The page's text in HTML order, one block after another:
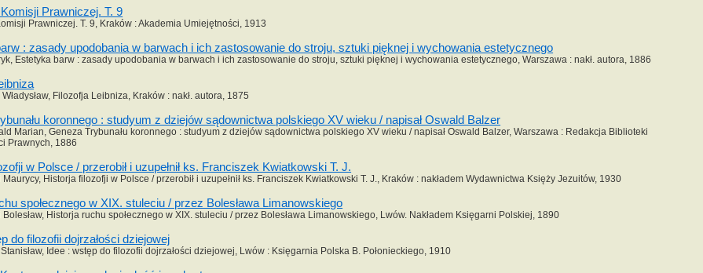
Prawniczej. T. 9
Prawniczej. T. 9, Kraków : Akademia Umiejętności, 1913
: zasady upodobania w barwach i ich zastosowanie do stroju, sztuki pięknej i wychowania estetycznego
Estetyka barw : zasady upodobania w barwach i ich zastosowanie do stroju, sztuki pięknej i wychowania estetycznego, Warszawa : nakł. autora, 1886
Filozofja Leibniza, Kraków : nakł. autora, 1875
koronnego : studyum z dziejów sądownictwa polskiego XV wieku / napisał Oswald Balzer
Marian, Geneza Trybunału koronnego : studyum z dziejów sądownictwa polskiego XV wieku / napisał Oswald Balzer, Warszawa : Redakcja Biblioteki
Prawnych, 1886
w Polsce / przerobił i uzupełnił ks. Franciszek Kwiatkowski T. J.
Historja filozofji w Polsce / przerobił i uzupełnił ks. Franciszek Kwiatkowski T. J., Kraków : nakładem Wydawnictwa Księży Jezuitów, 1930
społecznego w XIX. stuleciu / przez Bolesława Limanowskiego
Bolesław, Historja ruchu społecznego w XIX. stuleciu / przez Bolesława Limanowskiego, Lwów. Nakładem Księgarni Polskiej, 1890
do filozofii dojrzałości dziejowej
Idee : wstęp do filozofii dojrzałości dziejowej, Lwów : Księgarnia Polska B. Połonieckiego, 1910